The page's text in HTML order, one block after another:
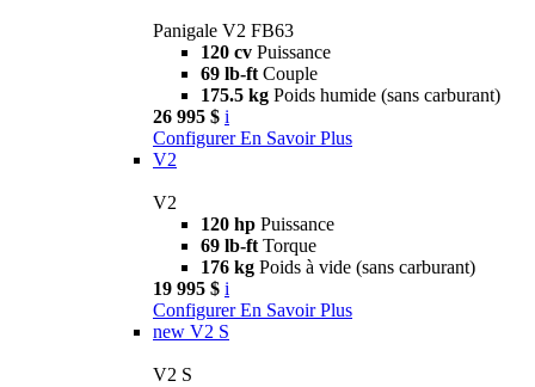
Panigale V2 FB63
120 cv Puissance
69 lb-ft Couple
175.5 kg Poids humide (sans carburant)
26 995 $ i
Configurer En Savoir Plus
V2
V2
120 hp Puissance
69 lb-ft Torque
176 kg Poids à vide (sans carburant)
19 995 $ i
Configurer En Savoir Plus
new V2 S
V2 S